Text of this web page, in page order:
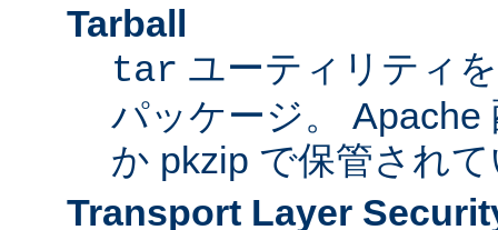
Tarball
tar ユーティリティ
パッケージ。 Apache
か pkzip で保管され
Transport Layer